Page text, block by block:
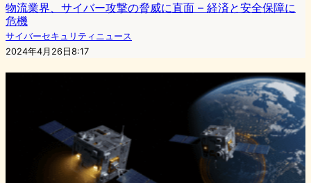
物流業界、サイバー攻撃の脅威に直面 – 経済と安全保障に
危機
サイバーセキュリティニュース
2024年4月26日8:17